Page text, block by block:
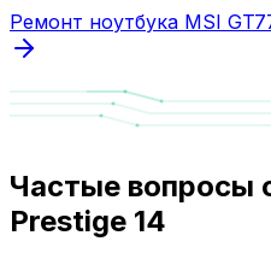
Ремонт ноутбука MSI
Частые вопросы
Prestige 14